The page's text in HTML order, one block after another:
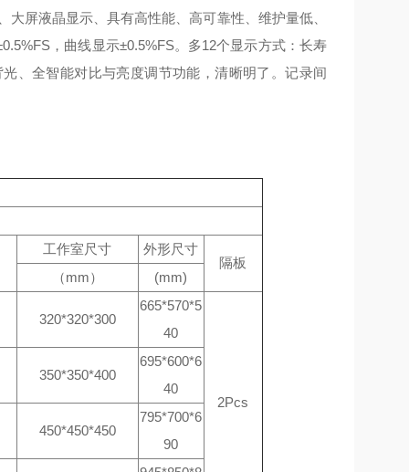
屏液晶显示、具有高性能、高可靠性、维护量低、
，曲线显示±0.5%FS。多12个显示方式：长寿
、全智能对比与亮度调节功能，清晰明了。记录间
工作室尺寸
外形尺寸
隔板
（mm）
(mm)
320*320*300
665*570*5
40
2Pcs
350*350*400
695*600*6
40
450*450*450
795*700*6
90